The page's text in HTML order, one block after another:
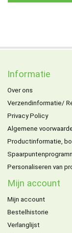
Informatie
Over ons
Verzendinformatie/
Privacy Policy
Algemene
Productinformatie,
Personaliseren van
Mijn account
Mijn account
Bestelhistorie
Verlanglijst